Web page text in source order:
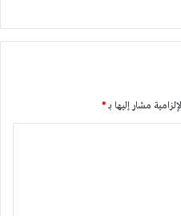
مشار إليها بـ*